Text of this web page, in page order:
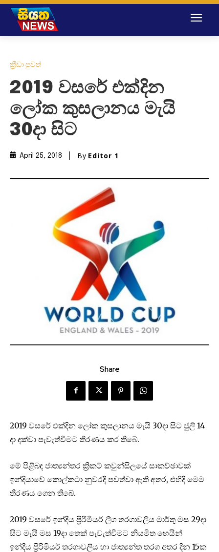
ක්‍රීඩා පුවත්
2019 වසරේ එක්දින
ලෝක කුසලානය මැයි
30දා සිට
April 25, 2018 By Editor 1
Share
2019 වසරේ එක්දින ලෝක කුසලානය මැයි 30දා සිට ජුලි 14
දා දක්වා පැවැත්වීමට තීරණය කර තිබේ.
මේ පිළිබඳ ජාත්‍යන්තර ක්‍රිකට් කවුන්සිලයේ සාකච්ඡාවක්
ඉන්දියාවේ කොල්කටා නුවරදී පවත්වා ඇති අතර, එහිදී මෙම
තීරණය ගෙන තිබේ.
2019 වසරේ ඉන්දීය ප්‍රිරිමියර් ලීග තරගාවලිය මාර්තු මස 29දා
සිට මැයි මස 19දා තෙක් පැවැත්වීමට නියමිත හෙයින්
ඉන්දීය ප්‍රිරිමියර් තරගාවලිය හා ජාත්‍යන්ත තරග අතර දින 15ක